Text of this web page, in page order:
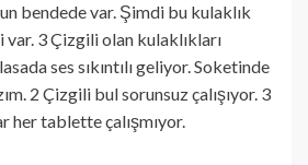
bendede var. Şimdi bu kulaklık
3 Çizgili olan kulaklıkları
ses sıkıntılı geliyor. Soketinde
2 Çizgili bul sorunsuz çalışıyor. 3
her tablette çalışmıyor.